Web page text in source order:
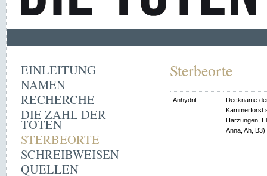
EINLEITUNG
NAMEN
RECHERCHE
DIE ZAHL DER
TOTEN
STERBEORTE
SCHREIBWEISEN
QUELLEN
Sterbeorte
Anhydrit
Deckname
Kammerforst
Harzungen,
Anna, Ah, B3)